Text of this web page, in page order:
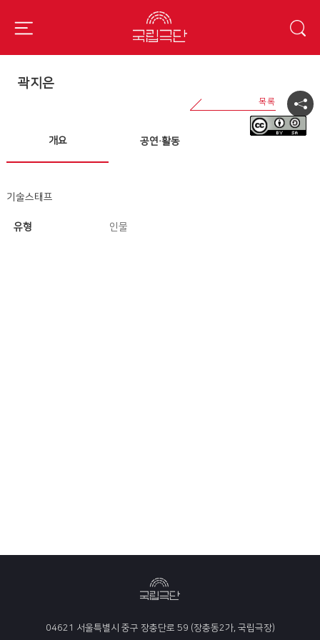
곽지은
개요 공연·활동
기술스태프
유형 인물
04621 서울특별시 중구 장충단로 59 (장충동2가, 국립극장)